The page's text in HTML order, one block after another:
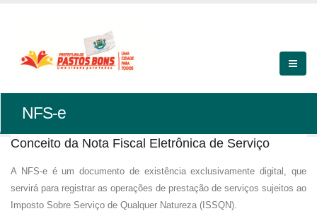
NFS-e
Conceito da Nota Fiscal Eletrônica de Serviço
A NFS-e é um documento de existência exclusivamente digital, que
servirá para registrar as operações de prestação de serviços sujeitos ao
Imposto Sobre Serviço de Qualquer Natureza (ISSQN).